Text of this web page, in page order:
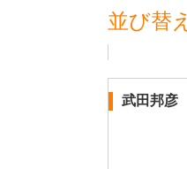
並び替え
武田邦彦